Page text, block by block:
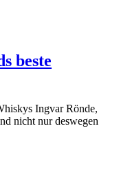
beste
Ingvar Rönde,
nicht nur deswegen